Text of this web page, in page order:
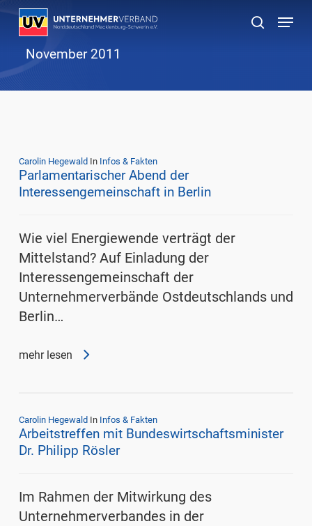
Skip
main
content
suchen
Menu
November 2011
Carolin Hegewald In Infos & Fakten
Parlamentarischer Abend der
Interessengemeinschaft in Berlin
Wie viel Energiewende verträgt der
Mittelstand? Auf Einladung der
Interessengemeinschaft der
Unternehmerverbände Ostdeutschlands und
Berlin…
mehr lesen
Carolin Hegewald In Infos & Fakten
Arbeitstreffen mit Bundeswirtschaftsminister
Dr. Philipp Rösler
Im Rahmen der Mitwirkung des
Unternehmerverbandes in der